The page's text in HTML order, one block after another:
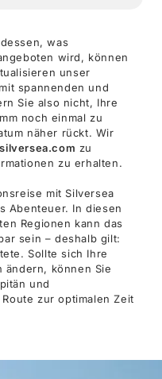
was
wird, können
unser
spannenden und
Sie also nicht, Ihre
noch einmal zu
näher rückt. Wir
zu
zu erhalten.
mit Silversea
Abenteuer. In diesen
Regionen kann das
sein – deshalb gilt:
Sollte sich Ihre
ändern, können Sie
und
zur optimalen Zeit